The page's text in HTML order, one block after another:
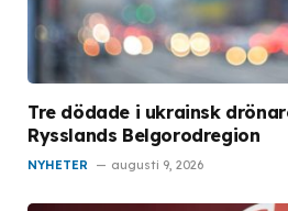
Tre dödade i ukrainsk
Rysslands Belgorodregion
NYHETER augusti 9, 2026